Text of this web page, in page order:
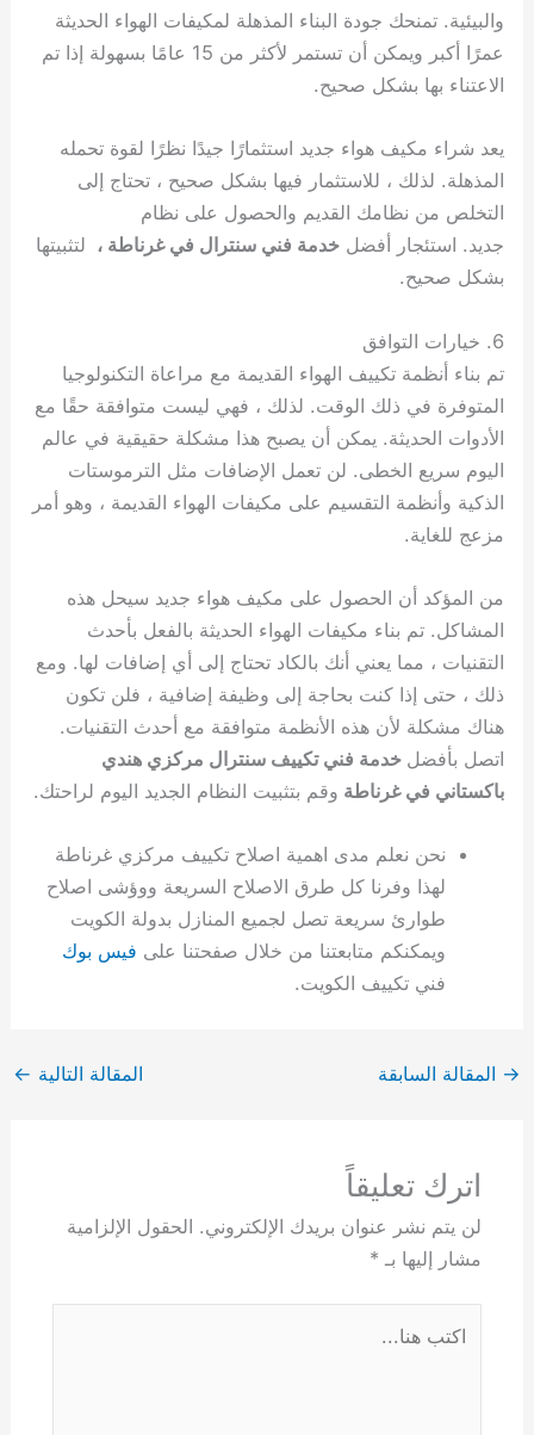
والبيئية. تمنحك جودة البناء المذهلة لمكيفات الهواء الحديثة
عمرًا أكبر ويمكن أن تستمر لأكثر من 15 عامًا بسهولة إذا تم
الاعتناء بها بشكل صحيح.
يعد شراء مكيف هواء جديد استثمارًا جيدًا نظرًا لقوة تحمله
المذهلة. لذلك ، للاستثمار فيها بشكل صحيح ، تحتاج إلى
التخلص من نظامك القديم والحصول على نظام
جديد. استئجار أفضلخدمة فني سنترال في غرناطة ، لتثبيتها
بشكل صحيح.
6. خيارات التوافق
تم بناء أنظمة تكييف الهواء القديمة مع مراعاة التكنولوجيا
المتوفرة في ذلك الوقت. لذلك ، فهي ليست متوافقة حقًا مع
الأدوات الحديثة. يمكن أن يصبح هذا مشكلة حقيقية في عالم
اليوم سريع الخطى. لن تعمل الإضافات مثل الترموستات
الذكية وأنظمة التقسيم على مكيفات الهواء القديمة ، وهو أمر
مزعج للغاية.
من المؤكد أن الحصول على مكيف هواء جديد سيحل هذه
المشاكل. تم بناء مكيفات الهواء الحديثة بالفعل بأحدث
التقنيات ، مما يعني أنك بالكاد تحتاج إلى أي إضافات لها. ومع
ذلك ، حتى إذا كنت بحاجة إلى وظيفة إضافية ، فلن تكون
هناك مشكلة لأن هذه الأنظمة متوافقة مع أحدث التقنيات.
اتصل بأفضل خدمة فني تكييف سنترال مركزي هندي
باكستاني في غرناطة وقم بتثبيت النظام الجديد اليوم لراحتك.
نحن نعلم مدى اهمية اصلاح تكييف مركزي غرناطة
لهذا وفرنا كل طرق الاصلاح السريعة ووؤشى اصلاح
طوارئ سريعة تصل لجميع المنازل بدولة الكويت
ويمكنكم متابعتنا من خلال صفحتنا على فيس بوك
فني تكييف الكويت.
→ المقالة السابقة المقالة التالية ←
اترك تعليقاً
لن يتم نشر عنوان بريدك الإلكتروني. الحقول الإلزامية
مشار إليها بـ *
هنا...